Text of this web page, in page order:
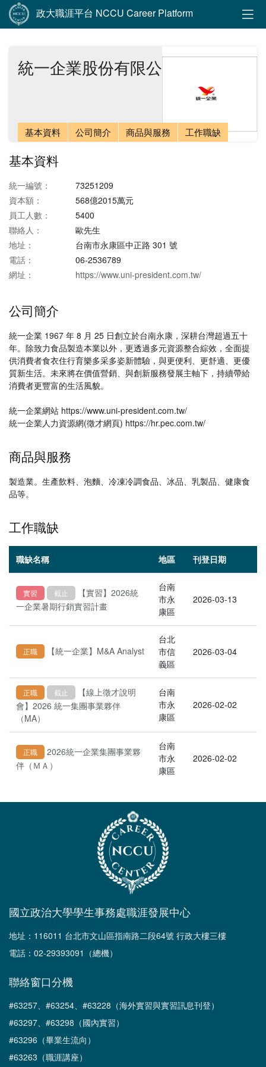
政大職涯平台 NCCU Career Platform
統一企業股份有限公司
基本資料 公司簡介 商品與服務 工作職缺
基本資料
統一編號：
73251209
資本額：
568億2015萬元
員工人數：
5400
聯絡人：
歐先生
地址：
台南市永康區中正路 301 號
電話：
06-2536789
網址：
https://www.uni-president.com.tw/
公司簡介
統一企業 1967 年 8 月 25 日創立於台南永康，深耕台灣超過五十
年。除致力食品製造本業以外，更透過多元資源整合綜效，全面提
供消費者食衣住行育樂多采多姿新體驗，與更便利、更舒適、更優
質新生活。未來將在價值營銷、與創新服務發展主軸下，持續帶給
消費者更豐富的生活風貌。
統一企業網站 https://www.uni-president.com.tw/
統一企業人力資源網(徵才網頁) https://hr.pec.com.tw/
商品與服務
製造業。生產飲料、泡麵、冷凍冷調食品、冰品、乳製品、健康食
品等。
工作職缺
職缺名稱 地區 刊登日期
實習 截止
【實習】2026統
一企業暑期行銷實習計畫
台南
市永
康區
2026-03-13
正職 【統一企業】M&A Analyst
台北
市信
義區
2026-03-04
正職 截止
【線上徵才說明
會】2026 統一集團事業夥伴
（MA）
台南
市永
康區
2026-02-02
正職
2026統一企業集團事業夥
伴（ＭＡ）
台南
市永
康區
2026-02-02
國立政治大學學生事務處職涯發展中心
地址：116011 台北市文山區指南路二段64號 行政大樓三樓
電話：02-29393091（總機）
聯絡窗口分機
#63257、#63254、#63228（海外實習與實習訊息刊登）
#63297、#63298（國內實習）
#63296（畢業生流向）
#63263（職涯講座）